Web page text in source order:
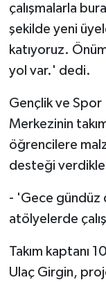
çalışmalarla
şekilde yeni
katıyoruz.
yol var.' dedi.
Gençlik ve Spor
Merkezinin
öğrencilere
desteği
- 'Gece gündüz
atölyelerde
Takım kaptanı
Ulaç Girgin,